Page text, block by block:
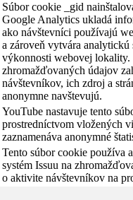
Súbor cookie _gid
Google Analytics ukladá
ako návštevníci používajú
a zároveň vytvára analytickú
výkonnosti webovej lokality.
zhromažďovaných údajov
návštevníkov, ich zdroj a
anonymne navštevujú.
YouTube nastavuje tento
prostredníctvom vložených
zaznamenáva anonymné
Tento súbor cookie používa
systém Issuu na
o aktivite návštevníkov na